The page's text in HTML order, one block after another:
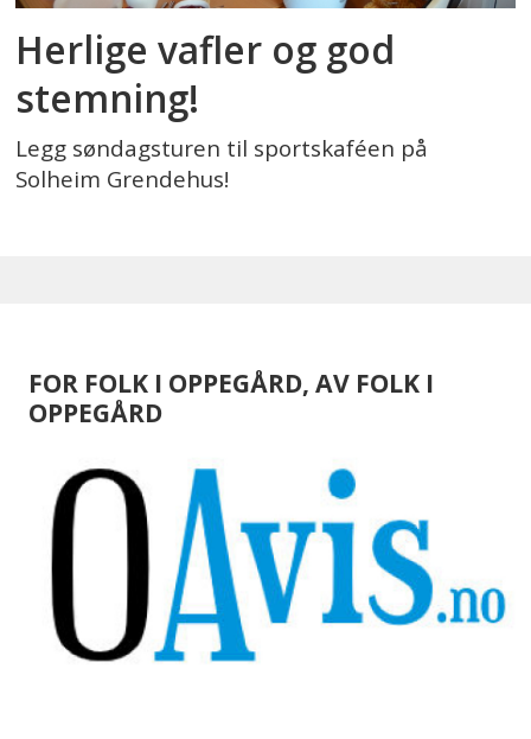
Herlige vafler og god
stemning!
Legg søndagsturen til sportskaféen på
Solheim Grendehus!
FOR FOLK I OPPEGÅRD, AV FOLK I
OPPEGÅRD